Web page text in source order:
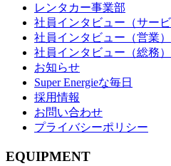
レンタカー事業部
社員インタビュー（サービ
社員インタビュー（営業）
社員インタビュー（総務）
お知らせ
Super Energieな毎日
採用情報
お問い合わせ
プライバシーポリシー
EQUIPMENT